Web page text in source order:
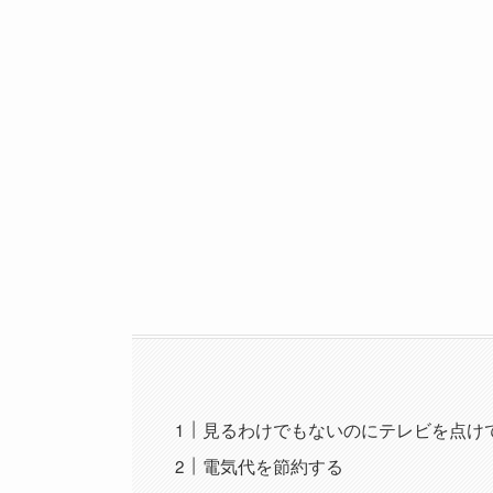
見るわけでもないのにテレビを点け
電気代を節約する